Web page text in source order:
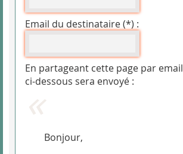
Email du destinataire (*) :
En partageant cette page par
ci-dessous sera envoyé :
Bonjour,